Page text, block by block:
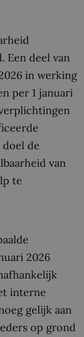
Een deel van
in werking
per 1 januari
de
van
te
2026
interne
gelijk aan
op grond